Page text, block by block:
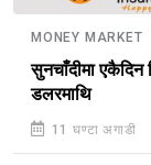
MONEY MARKET
सुनचाँदीमा
डलरमाथि
11 घण्टा अगाडी